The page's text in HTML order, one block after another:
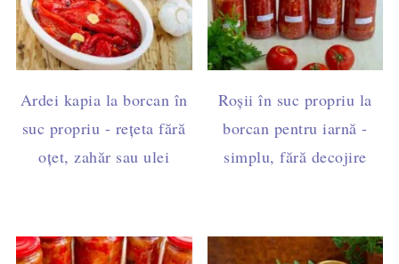
Ardei kapia la borcan în
suc propriu - rețeta fără
oțet, zahăr sau ulei
Roșii în suc propriu la
borcan pentru iarnă -
simplu, fără decojire